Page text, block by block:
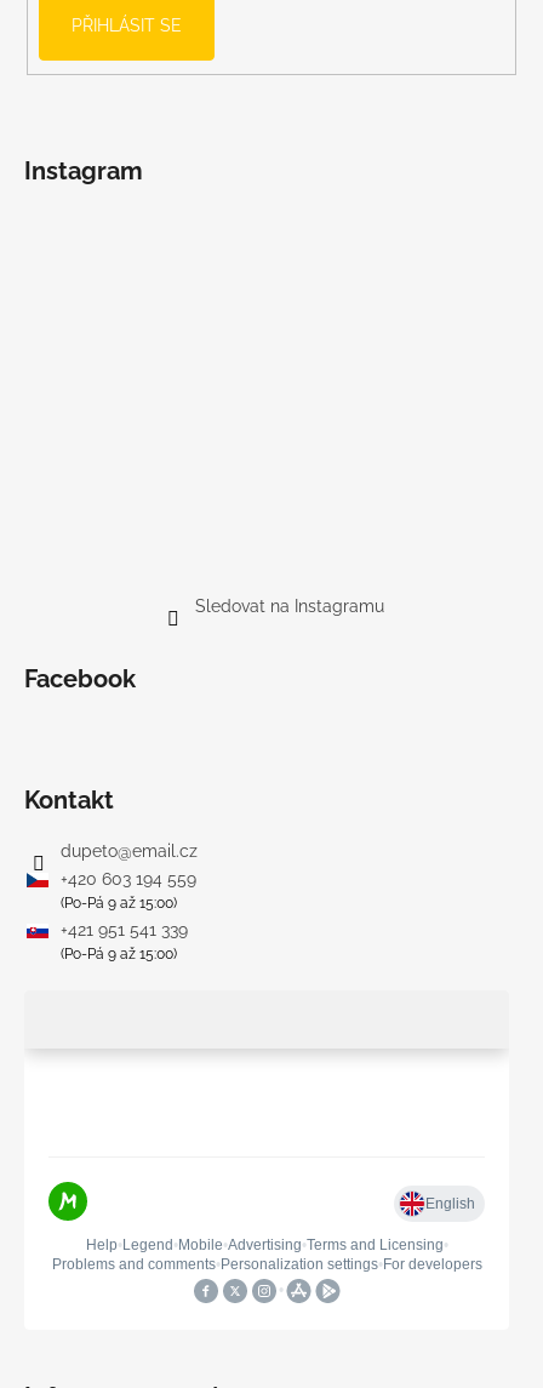
PŘIHLÁSIT SE
Instagram
Sledovat na Instagramu
Facebook
Kontakt
dupeto@email.cz
+420 603 194 559
(Po-Pá 9 až 15:00)
+421 951 541 339
(Po-Pá 9 až 15:00)